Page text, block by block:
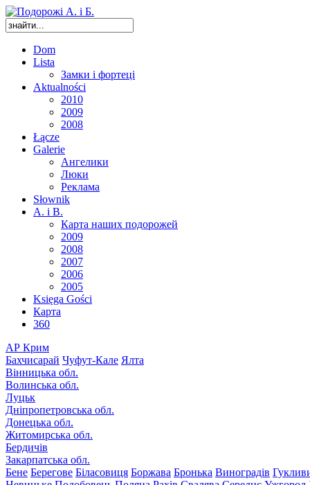
Dom
Lista
Замки і фортеці
Aktualności
2010
2009
2008
Łącze
Galerie
Ангелики
Люки
Реклама
Słownik
A. i B.
Карта наших подорожей
2009
2008
2007
2006
2005
Księga Gości
Карта
360
АР Крим
Бахчисарай Чуфут-Кале Ялта
Вінницька обл.
Волинська обл.
Луцьк
Дніпропетровська обл.
Донецька обл.
Житомирська обл.
Бердичів
Закарпатська обл.
Бене Берегове Біласовиця Боржава Бронька Виноградів